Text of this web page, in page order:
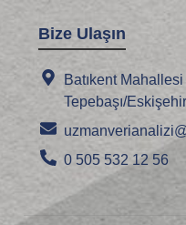
Bize Ulaşın
Batıkent
Tepebaşı/Eskişehir
0 505 532 12 56